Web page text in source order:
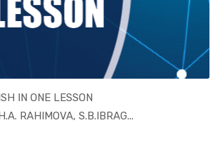
IN ONE LESSON
RAHIMOVA, S.B.IBRAG...
In Xizmat ...